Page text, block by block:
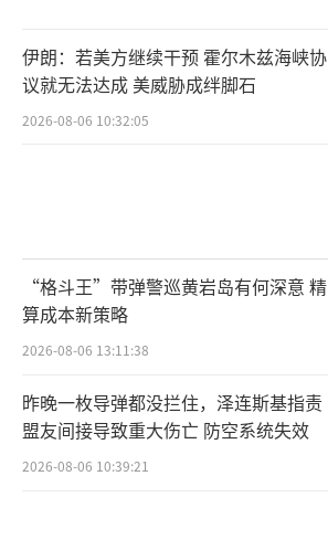
伊朗：若美方继续干预 霍尔木兹海峡协
议就无法达成 美威胁成绊脚石
2026-08-06 10:32:05
“格斗王”带弹警巡黄岩岛有何深意 精
算成本新策略
2026-08-06 13:11:38
昨晚一枚导弹都没拦住，泽连斯基指责
盟友间接导致重大伤亡 防空系统失效
2026-08-06 10:39:21